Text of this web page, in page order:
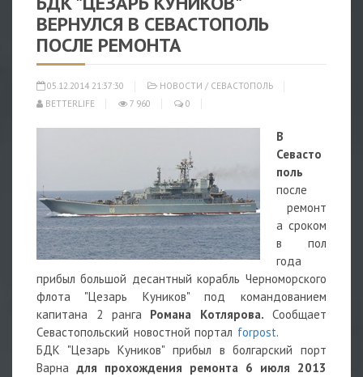
ВЕРНУЛСЯ В СЕВАСТОПОЛЬ
ПОСЛЕ РЕМОНТА
05.12.2014 21:37:30 НОВОСТИ / СЕВАСТОПОЛЬ
BETTERLIFE
7 960 0
В
Севасто
поль
после
ремонт
а сроком
в пол
года
прибыл большой десантный корабль Черноморского
флота "Цезарь Куников" под командованием
капитана 2 ранга Романа Котлярова.Сообщает
Севастопольский новостной портал forpost.
БДК "Цезарь Куников" прибыл в болгарский порт
Варна для прохождения ремонта 6 июля 2013